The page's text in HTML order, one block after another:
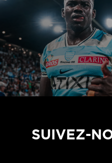
SUIVEZ-